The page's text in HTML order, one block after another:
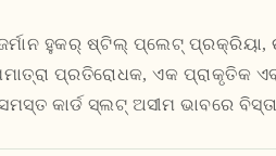
ହୁକର୍ ଷ୍ଟିଲ୍ ପ୍ଲେଟ୍ ପ୍ରକ୍ରିୟା,
ପ୍ରତିରୋଧକ, ଏକ ପ୍ରାକୃତିକ
କାର୍ଡ ସ୍ଲଟ୍ ଅସୀମ ଭାବରେ